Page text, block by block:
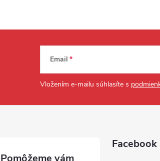
Email
Vložením e-mailu súhlasíte s
Facebook